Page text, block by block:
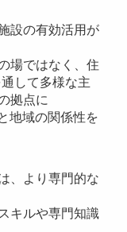
設の有効活用が
場ではなく、住
して多様な主
の拠点に
地域の関係性を
、より専門的な
キルや専門知識